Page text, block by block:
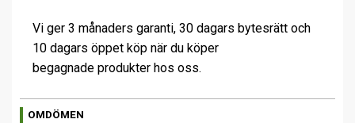
Vi ger 3 månaders garanti, 30 dagars bytesrätt och
10 dagars öppet köp när du köper
begagnade produkter hos oss.
OMDÖMEN